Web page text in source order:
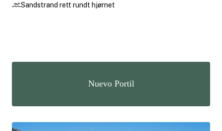
Sandstrand rett rundt hjørnet
Nuevo Portil